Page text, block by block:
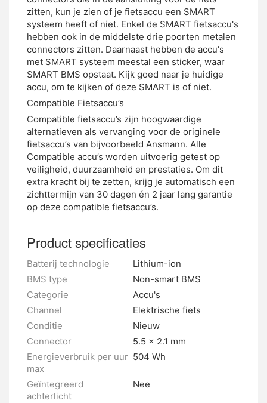
zitten, kun je zien of je fietsaccu een SMART
systeem heeft of niet. Enkel de SMART fietsaccu's
hebben ook in de middelste drie poorten metalen
connectors zitten. Daarnaast hebben de accu's
met SMART systeem meestal een sticker, waar
SMART BMS opstaat. Kijk goed naar je huidige
accu, om te kijken of deze SMART is of niet.
Compatible Fietsaccu’s
Compatible fietsaccu’s zijn hoogwaardige
alternatieven als vervanging voor de originele
fietsaccu’s van bijvoorbeeld Ansmann. Alle
Compatible accu’s worden uitvoerig getest op
veiligheid, duurzaamheid en prestaties. Om dit
extra kracht bij te zetten, krijg je automatisch een
zichttermijn van 30 dagen én 2 jaar lang garantie
op deze compatible fietsaccu’s.
Product specificaties
Batterij technologie
Lithium-ion
BMS type
Non-smart BMS
Categorie
Accu's
Channel
Elektrische fiets
Conditie
Nieuw
Connector
5.5 x 2.1 mm
Energieverbruik per uur
max
504 Wh
Geïntegreerd
achterlicht
Nee